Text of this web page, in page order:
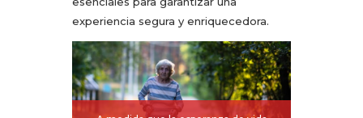
experiencia segura y enriquecedora.